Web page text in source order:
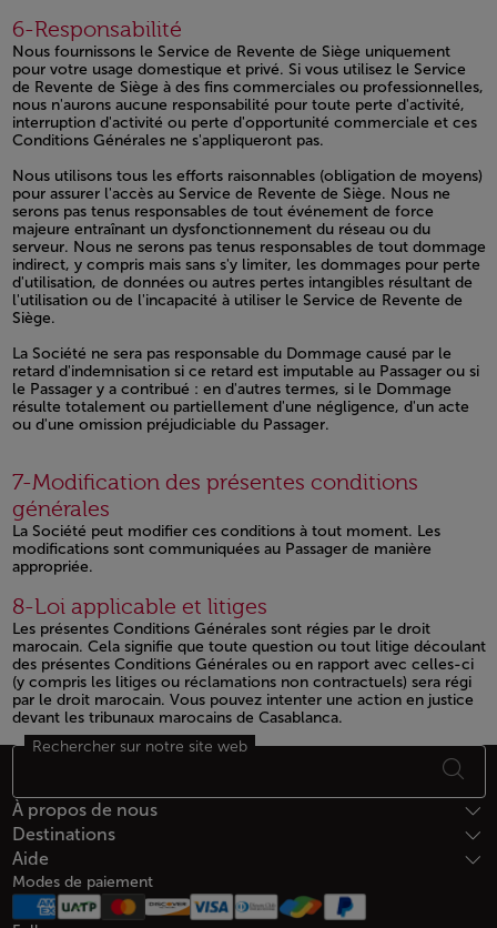
Open in a new window
6-Responsabilité
Nous fournissons le Service de Revente de Siège uniquement
pour votre usage domestique et privé. Si vous utilisez le Service
de Revente de Siège à des fins commerciales ou professionnelles,
nous n'aurons aucune responsabilité pour toute perte d'activité,
interruption d'activité ou perte d'opportunité commerciale et ces
Conditions Générales ne s'appliqueront pas.
Nous utilisons tous les efforts raisonnables (obligation de moyens)
pour assurer l'accès au Service de Revente de Siège. Nous ne
serons pas tenus responsables de tout événement de force
majeure entraînant un dysfonctionnement du réseau ou du
serveur. Nous ne serons pas tenus responsables de tout dommage
indirect, y compris mais sans s'y limiter, les dommages pour perte
d'utilisation, de données ou autres pertes intangibles résultant de
l'utilisation ou de l'incapacité à utiliser le Service de Revente de
Siège.
La Société ne sera pas responsable du Dommage causé par le
retard d'indemnisation si ce retard est imputable au Passager ou si
le Passager y a contribué : en d'autres termes, si le Dommage
résulte totalement ou partiellement d'une négligence, d'un acte
ou d'une omission préjudiciable du Passager.
Open in a new window
7-Modification des présentes conditions
générales
La Société peut modifier ces conditions à tout moment. Les
modifications sont communiquées au Passager de manière
appropriée.
Open in a new window
8-Loi applicable et litiges
Les présentes Conditions Générales sont régies par le droit
marocain. Cela signifie que toute question ou tout litige découlant
des présentes Conditions Générales ou en rapport avec celles-ci
(y compris les litiges ou réclamations non contractuels) sera régi
par le droit marocain. Vous pouvez intenter une action en justice
devant les tribunaux marocains de Casablanca.
Open in a new window
Bas de page Plan du site
Rechercher sur notre site web
À propos de nous
Destinations
Aide
Modes de paiement